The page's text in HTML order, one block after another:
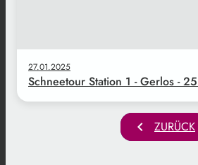
27.01.2025
Schneetour Station 1 - Gerlos -
chevron_left ZURÜCK